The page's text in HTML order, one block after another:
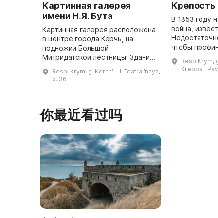
Картинная галерея
имени Н.Я. Бута
Картинная галерея расположена
в центре города Керчь, на
подножии Большой
Митридатской лестницы. Здание
половине XIX века в
Resp. Krym, g. Kerchʹ, ul. Teatralʹnaya,
d. 36
Крепость
В 1853 году
война,
чтобы
Resp Krym,
Krepostʹ
你最近看过吗